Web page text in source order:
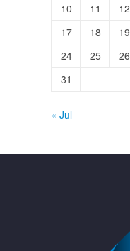
10
11 12
17
18 19
24
25 26
31
« Jul